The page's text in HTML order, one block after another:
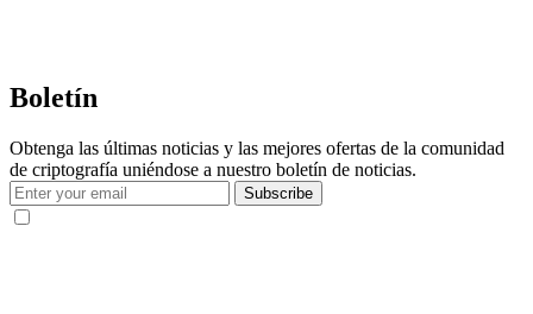
Boletín
Obtenga las últimas noticias y las mejores ofertas de la comunidad
de criptografía uniéndose a nuestro boletín de noticias.
Subscribe